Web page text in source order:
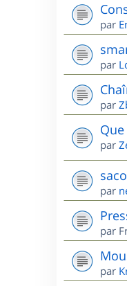
par
par
par
par
par
par
par